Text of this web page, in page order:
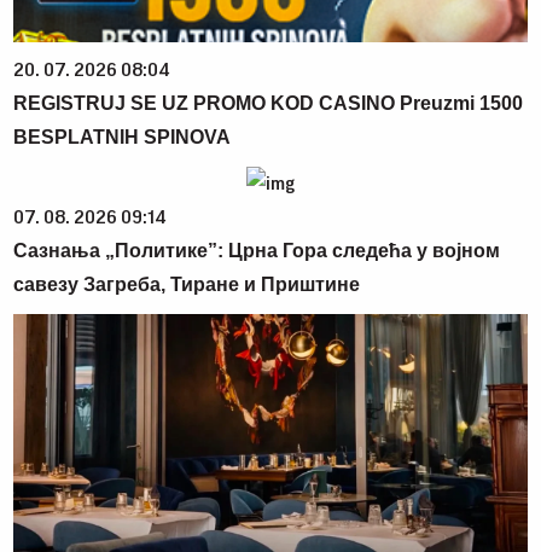
20. 07. 2026 08:04
REGISTRUJ SE UZ PROMO KOD CASINO Preuzmi 1500
BESPLATNIH SPINOVA
07. 08. 2026 09:14
Сазнања „Политике”: Црна Гора следећа у војном
савезу Загреба, Тиране и Приштине